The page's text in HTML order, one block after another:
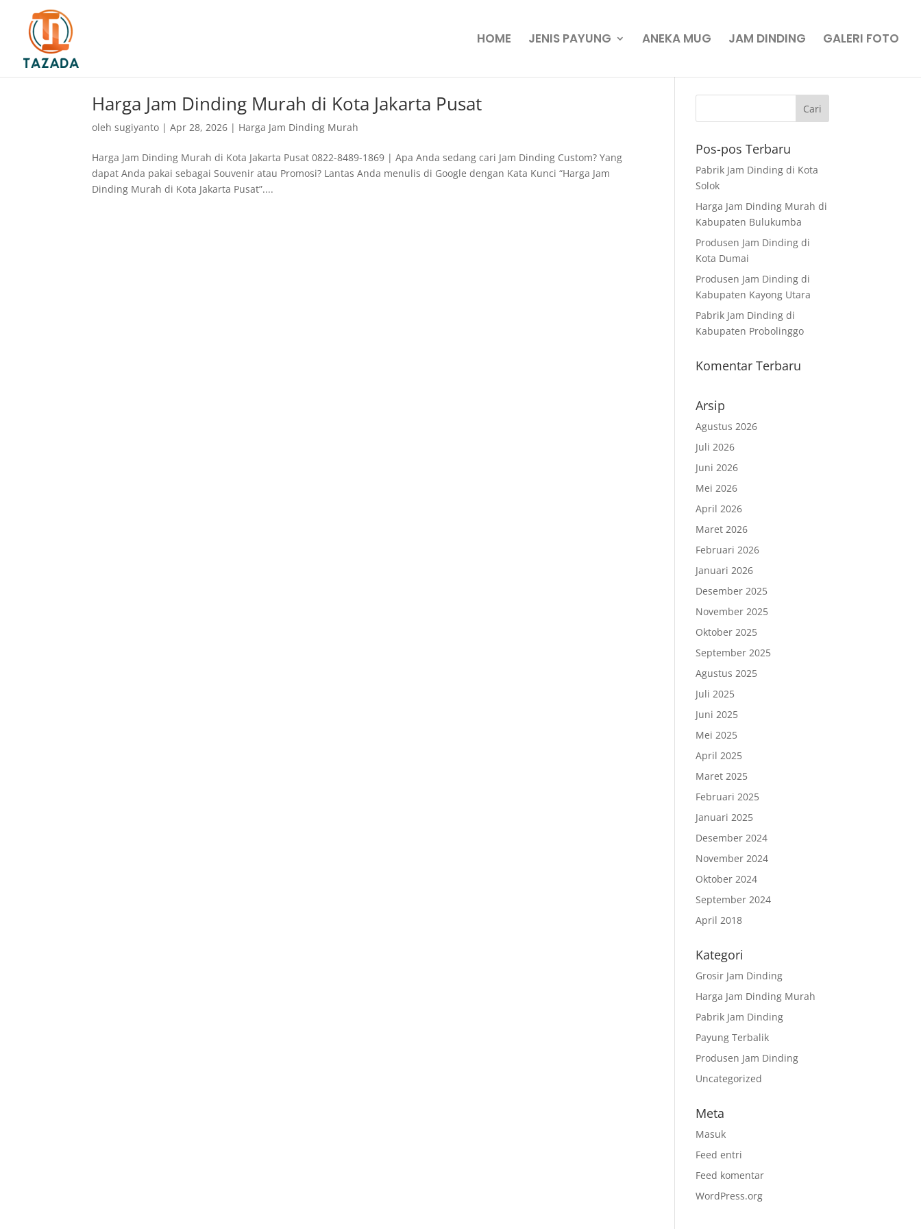
HOME JENIS PAYUNG ANEKA MUG JAM DINDING GALERI FOTO
Harga Jam Dinding Murah di Kota Jakarta Pusat
olehsugiyanto |Apr 28, 2026 | Harga Jam Dinding Murah
Harga Jam Dinding Murah di Kota Jakarta Pusat 0822-8489-1869 | Apa Anda sedang cari Jam Dinding Custom? Yang
dapat Anda pakai sebagai Souvenir atau Promosi? Lantas Anda menulis di Google dengan Kata Kunci “Harga Jam
Dinding Murah di Kota Jakarta Pusat”....
Pos-pos Terbaru
Pabrik Jam Dinding di Kota
Solok
Harga Jam Dinding Murah di
Kabupaten Bulukumba
Produsen Jam Dinding di
Kota Dumai
Produsen Jam Dinding di
Kabupaten Kayong Utara
Pabrik Jam Dinding di
Kabupaten Probolinggo
Komentar Terbaru
Arsip
Agustus 2026
Juli 2026
Juni 2026
Mei 2026
April 2026
Maret 2026
Februari 2026
Januari 2026
Desember 2025
November 2025
Oktober 2025
September 2025
Agustus 2025
Juli 2025
Juni 2025
Mei 2025
April 2025
Maret 2025
Februari 2025
Januari 2025
Desember 2024
November 2024
Oktober 2024
September 2024
April 2018
Kategori
Grosir Jam Dinding
Harga Jam Dinding Murah
Pabrik Jam Dinding
Payung Terbalik
Produsen Jam Dinding
Uncategorized
Meta
Masuk
Feed entri
Feed komentar
WordPress.org